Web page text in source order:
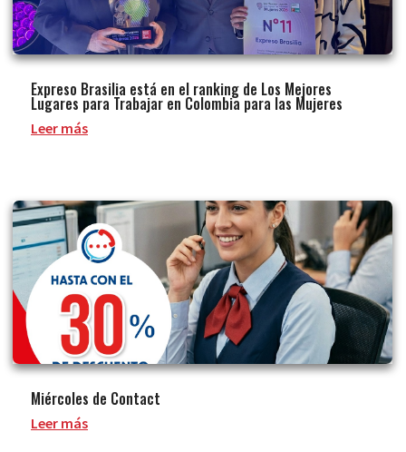
Expreso Brasilia está en el ranking de Los Mejores
Lugares para Trabajar en Colombia para las Mujeres
Leer más
Miércoles de Contact
Leer más